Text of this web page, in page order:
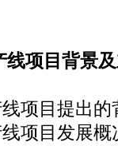
项目背景
项目提出的
项目发展概